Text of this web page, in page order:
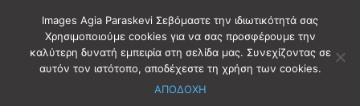
Αρχική ΔΗΜΟΤΙΚΑ ΝΕΑ ΔΗΜΟΤΙΚΑ ΣΥΜΒΟΥΛΙΑ T.V
ΔΗΜΟΤΙΚΑ ΣΥΜΒΟΥΛΙΑ T.V
Images Agia Paraskevi Σεβόμαστε την ιδιωτικότητά σας
Χρησιμοποιούμε cookies για να σας προσφέρουμε την
καλύτερη δυνατή εμπειρία στη σελίδα μας. Συνεχίζοντας σε
αυτόν τον ιστότοπο, αποδέχεστε τη χρήση των cookies.
ΑΠΟΔΟΧΗ